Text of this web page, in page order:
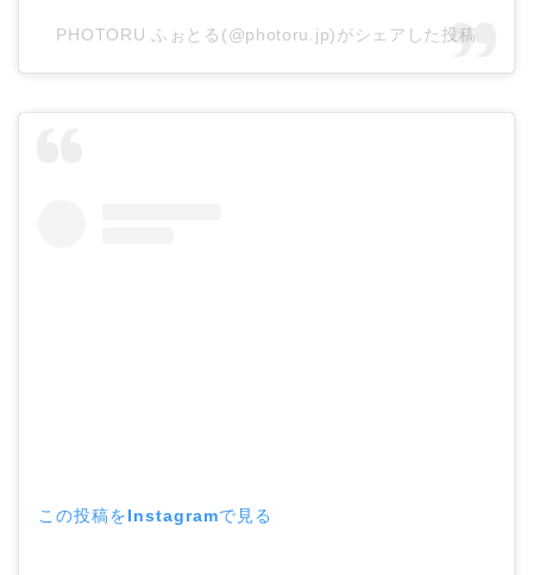
PHOTORU ふぉとる(@photoru.jp)がシェアした投稿
この投稿をInstagramで見る